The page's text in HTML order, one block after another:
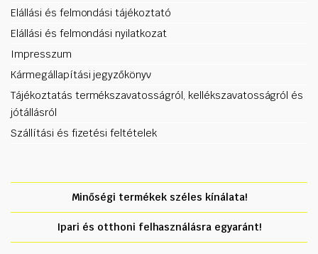
Elállási és felmondási tájékoztató
Elállási és felmondási nyilatkozat
Impresszum
Kármegállapítási jegyzőkönyv
Tájékoztatás termékszavatosságról, kellékszavatosságról és
jótállásról
Szállítási és fizetési feltételek
Minőségi termékek széles kínálata!
Ipari és otthoni felhasználásra egyaránt!